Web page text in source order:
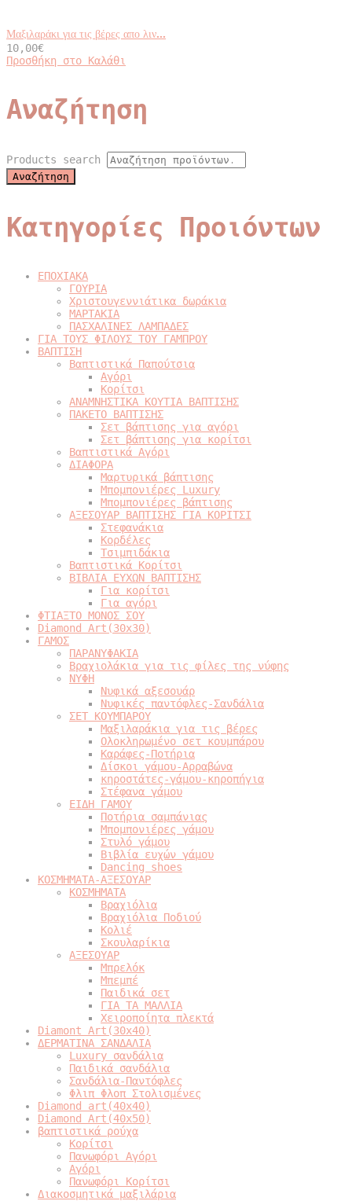
Μαξιλαράκι για τις βέρες απο λιν...
10,00€
Προσθήκη στο Καλάθι
Αναζήτηση
Products search
Αναζήτηση
Κατηγορίες Προιόντων
ΕΠΟΧΙΑΚΑ
ΓΟΥΡΙΑ
Χριστουγεννιάτικα δωράκια
ΜΑΡΤΑΚΙΑ
ΠΑΣΧΑΛΙΝΕΣ ΛΑΜΠΑΔΕΣ
ΓΙΑ ΤΟΥΣ ΦΙΛΟΥΣ ΤΟΥ ΓΑΜΠΡΟΥ
ΒΑΠΤΙΣΗ
Βαπτιστικά Παπούτσια
Αγόρι
Κορίτσι
ΑΝΑΜΝΗΣΤΙΚΑ ΚΟΥΤΙΑ ΒΑΠΤΙΣΗΣ
ΠΑΚΕΤΟ ΒΑΠΤΙΣΗΣ
Σετ βάπτισης για αγόρι
Σετ βάπτισης για κορίτσι
Βαπτιστικά Αγόρι
ΔΙΑΦΟΡΑ
Μαρτυρικά βάπτισης
Μπομπονιέρες Luxury
Μπομπονιέρες βάπτισης
ΑΞΕΣΟΥΑΡ ΒΑΠΤΙΣΗΣ ΓΙΑ ΚΟΡΙΤΣΙ
Στεφανάκια
Κορδέλες
Τσιμπιδάκια
Βαπτιστικά Κορίτσι
ΒΙΒΛΙΑ ΕΥΧΩΝ ΒΑΠΤΙΣΗΣ
Για κορίτσι
Για αγόρι
ΦΤΙΑΞΤΟ ΜΟΝΟΣ ΣΟΥ
Diamond Art(30x30)
ΓΑΜΟΣ
ΠΑΡΑΝΥΦΑΚΙΑ
Βραχιολάκια για τις φίλες της νύφης
ΝΥΦΗ
Νυφικά αξεσουάρ
Νυφικές παντόφλες-Σανδάλια
ΣΕΤ ΚΟΥΜΠΑΡΟΥ
Μαξιλαράκια για τις βέρες
Ολοκληρωμένο σετ κουμπάρου
Καράφες-Ποτήρια
Δίσκοι γάμου-Αρραβώνα
κηροστάτες-γάμου-κηροπήγια
Στέφανα γάμου
ΕΙΔΗ ΓΑΜΟΥ
Ποτήρια σαμπάνιας
Μπομπονιέρες γάμου
Στυλό γάμου
Βιβλία ευχών γάμου
Dancing shoes
ΚΟΣΜΗΜΑΤΑ-ΑΞΕΣΟΥΑΡ
ΚΟΣΜΗΜΑΤΑ
Βραχιόλια
Βραχιόλια Ποδιού
Κολιέ
Σκουλαρίκια
ΑΞΕΣΟΥΑΡ
Μπρελόκ
Μπεμπέ
Παιδικά σετ
ΓΙΑ ΤΑ ΜΑΛΛΙΑ
Χειροποίητα πλεκτά
Diamont Art(30x40)
ΔΕΡΜΑΤΙΝΑ ΣΑΝΔΑΛΙΑ
Luxury σανδάλια
Παιδικά σανδάλια
Σανδάλια-Παντόφλες
Φλιπ Φλοπ Στολισμένες
Diamond art(40x40)
Diamond Art(40x50)
βαπτιστικά ρούχα
Κορίτσι
Πανωφόρι Αγόρι
Αγόρι
Πανωφόρι Κορίτσι
Διακοσμητικά μαξιλάρια